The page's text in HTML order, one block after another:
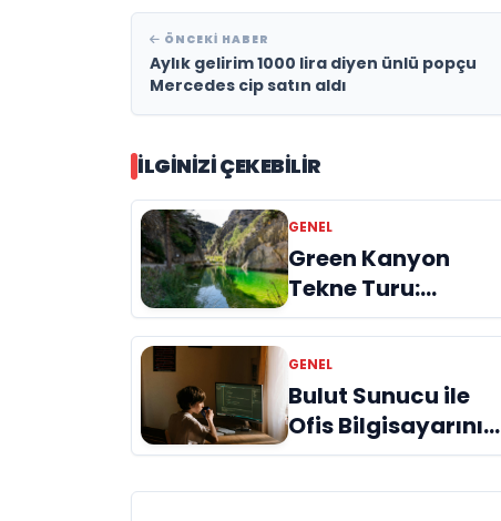
ÖNCEKI HABER
Aylık gelirim 1000 lira diyen ünlü popçu
Mercedes cip satın aldı
İLGINIZI ÇEKEBILIR
GENEL
Green Kanyon
Tekne Turu:
Doğanın Kalbinde
Deneyim
GENEL
Bulut Sunucu ile
Ofis Bilgisayarınızı
İnternete Taşıyın